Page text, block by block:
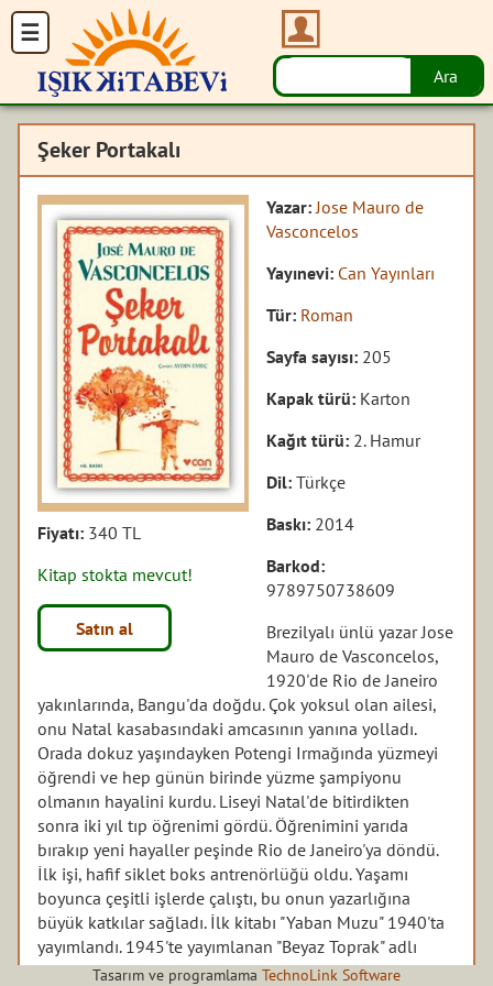
Şeker Portakalı
Fiyatı: 340 TL
Kitap stokta mevcut!
Satın al
Yazar: Jose Mauro de
Vasconcelos
Yayınevi: Can Yayınları
Tür: Roman
Sayfa sayısı: 205
Kapak türü: Karton
Kağıt türü: 2. Hamur
Dil:Türkçe
Baskı: 2014
Barkod:
9789750738609
Brezilyalı ünlü yazar Jose
Mauro de Vasconcelos,
1920'de Rio de Janeiro
yakınlarında, Bangu'da doğdu. Çok yoksul olan ailesi,
onu Natal kasabasındaki amcasının yanına yolladı.
Orada dokuz yaşındayken Potengi Irmağında yüzmeyi
öğrendi ve hep günün birinde yüzme şampiyonu
olmanın hayalini kurdu. Liseyi Natal'de bitirdikten
sonra iki yıl tıp öğrenimi gördü. Öğrenimini yarıda
bırakıp yeni hayaller peşinde Rio de Janeiro'ya döndü.
İlk işi, hafif siklet boks antrenörlüğü oldu. Yaşamı
boyunca çeşitli işlerde çalıştı, bu onun yazarlığına
büyük katkılar sağladı. İlk kitabı "Yaban Muzu" 1940'ta
yayımlandı. 1945'te yayımlanan "Beyaz Toprak" adlı
romanı çok beğenildi. Daha sonra "Evden Uzakta"
Tasarım ve programlama TechnoLink Software